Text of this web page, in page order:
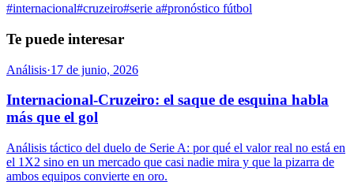
#internacional#cruzeiro#serie a#pronóstico fútbol
Te puede interesar
Análisis·17 de junio, 2026
Internacional-Cruzeiro: el saque de esquina habla
más que el gol
Análisis táctico del duelo de Serie A: por qué el valor real no está en
el 1X2 sino en un mercado que casi nadie mira y que la pizarra de
ambos equipos convierte en oro.